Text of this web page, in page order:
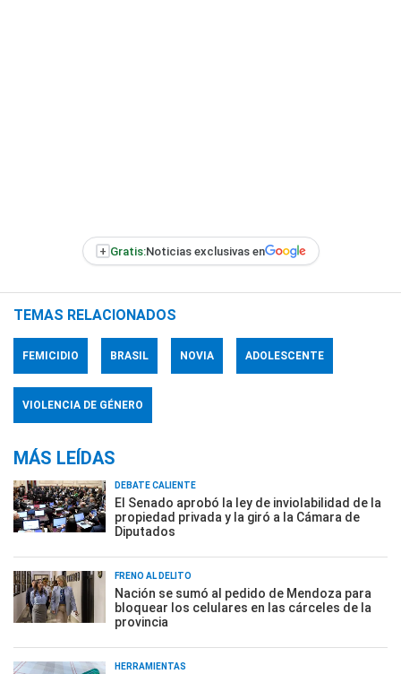
+ Gratis:Noticias exclusivas en
TEMAS RELACIONADOS
FEMICIDIO BRASIL NOVIA ADOLESCENTE
VIOLENCIA DE GÉNERO
MÁS LEÍDAS
DEBATE CALIENTE
El Senado aprobó la ley de inviolabilidad de la
propiedad privada y la giró a la Cámara de
Diputados
FRENO AL DELITO
Nación se sumó al pedido de Mendoza para
bloquear los celulares en las cárceles de la
provincia
HERRAMIENTAS